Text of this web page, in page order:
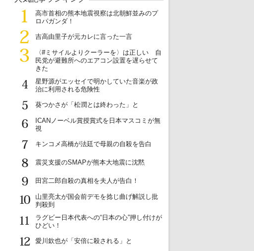
1
高市首相の熊本地震視察は北朝鮮並みのプ
ロパガンダ！
2
吉高由里子が元カレに言った一言
3
〈#ミサイルよりクーラーを〉は正しい 自
民党が避難所へのエアコン設置を遅らせて
きた
4
星野源がエッセイで明かしていた音楽が政
治に利用される危険性
5
葵つかさが「松潤とは終わった」と
6
ICANノーベル賞授賞式を日本マスコミが無
視
7
キンコメ高橋が法廷で母親の自殺を告白
8
震災支援のSMAPが熊本大地震に沈黙
9
田宮二郎自殺の真相を夫人が告白！
10
山里亮太が国会前デモを捻じ曲げ解説し批
判殺到
11
ラグビー日本代表への“日本の心”押し付けが
ひどい！
12
愛川欽也が「安倍に殺される」と